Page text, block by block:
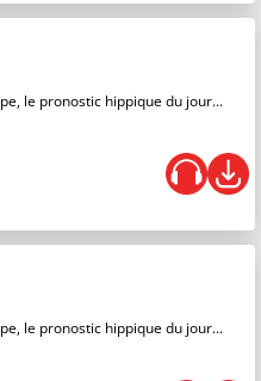
le pronostic hippique du jour...
le pronostic hippique du jour...